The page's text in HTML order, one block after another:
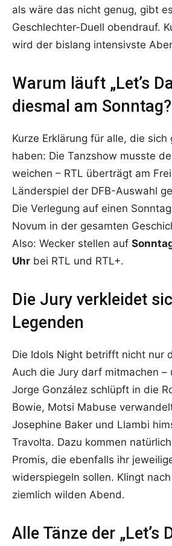
als wäre das nicht genug, gibt
Geschlechter-Duell obendrauf.
wird der bislang intensivste
Warum läuft „Let’s
diesmal am Sonntag?
Kurze Erklärung für alle, die
haben: Die Tanzshow musste
weichen – RTL überträgt am
Länderspiel der DFB-Auswahl
Die Verlegung auf einen
Novum in der gesamten
Also: Wecker stellen auf
Uhr bei RTL und RTL+.
Die Jury verkleidet
Legenden
Die Idols Night betrifft nicht nur
Auch die Jury darf mitmachen –
Jorge González schlüpft in die
Bowie, Motsi Mabuse
Josephine Baker und Llambi
Travolta. Dazu kommen
Promis, die ebenfalls ihr
widerspiegeln sollen. Klingt
ziemlich wilden Abend.
Alle Tänze der „Let’s